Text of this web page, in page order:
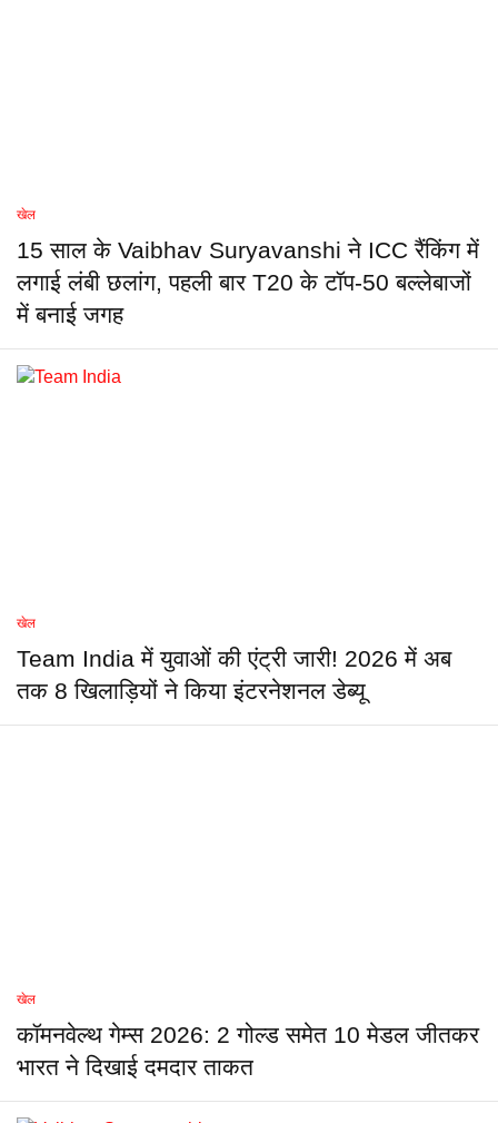
खेल
15 साल के Vaibhav Suryavanshi ने ICC रैंकिंग में
लगाई लंबी छलांग, पहली बार T20 के टॉप-50 बल्लेबाजों
में बनाई जगह
खेल
Team India में युवाओं की एंट्री जारी! 2026 में अब
तक 8 खिलाड़ियों ने किया इंटरनेशनल डेब्यू
खेल
कॉमनवेल्थ गेम्स 2026: 2 गोल्ड समेत 10 मेडल जीतकर
भारत ने दिखाई दमदार ताकत